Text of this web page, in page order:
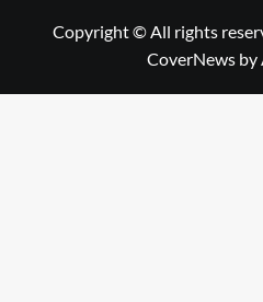
Copyright © All rights
CoverNewsby